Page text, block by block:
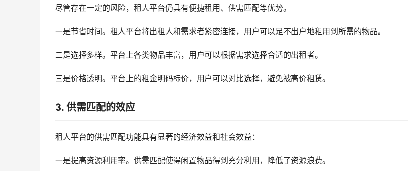
尽管存在一定的风险，租人平台仍具有便捷租用、供需匹配等优势。
一是节省时间。租人平台将出租人和需求者紧密连接，用户可以足不出户地租用到所需的物品。
二是选择多样。平台上各类物品丰富，用户可以根据需求选择合适的出租者。
三是价格透明。平台上的租金明码标价，用户可以对比选择，避免被高价租赁。
3. 供需匹配的效应
租人平台的供需匹配功能具有显著的经济效益和社会效益：
一是提高资源利用率。供需匹配使得闲置物品得到充分利用，降低了资源浪费。